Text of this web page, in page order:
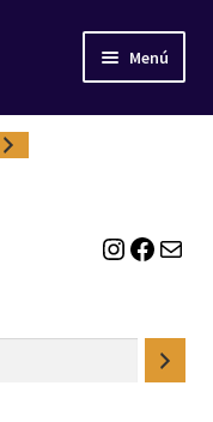
Menú
Instagram Facebook Correo electrónico